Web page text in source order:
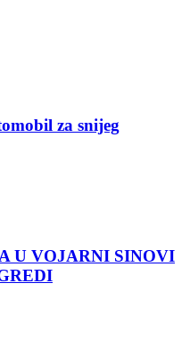
za snijeg
U VOJARNI SINOVI